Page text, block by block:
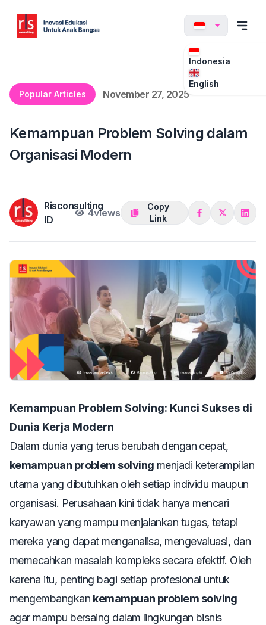
Indonesia
English
Popular Articles
November 27, 2025
Kemampuan Problem Solving dalam
Organisasi Modern
Risconsulting
ID
4views
Copy
Link
Kemampuan Problem Solving: Kunci Sukses di
Dunia Kerja Modern
Dalam dunia yang terus berubah dengan cepat,
kemampuan problem solving menjadi keterampilan
utama yang dibutuhkan oleh setiap individu maupun
organisasi. Perusahaan kini tidak hanya mencari
karyawan yang mampu menjalankan tugas, tetapi
mereka yang dapat menganalisa, mengevaluasi, dan
memecahkan masalah kompleks secara efektif. Oleh
karena itu, penting bagi setiap profesional untuk
mengembangkan kemampuan problem solving
agar mampu bersaing dalam lingkungan bisnis